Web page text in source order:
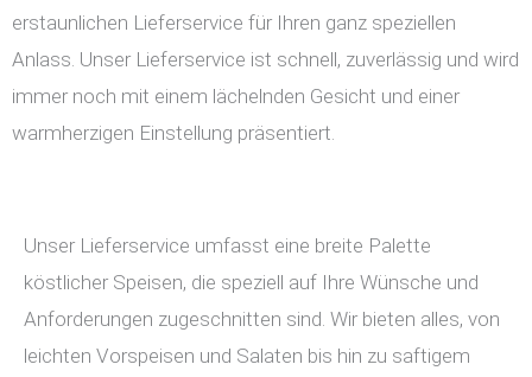
erstaunlichen Lieferservice für Ihren ganz speziellen
Anlass. Unser Lieferservice ist schnell, zuverlässig und wird
immer noch mit einem lächelnden Gesicht und einer
warmherzigen Einstellung präsentiert.
Unser Lieferservice umfasst eine breite Palette
köstlicher Speisen, die speziell auf Ihre Wünsche und
Anforderungen zugeschnitten sind. Wir bieten alles, von
leichten Vorspeisen und Salaten bis hin zu saftigem